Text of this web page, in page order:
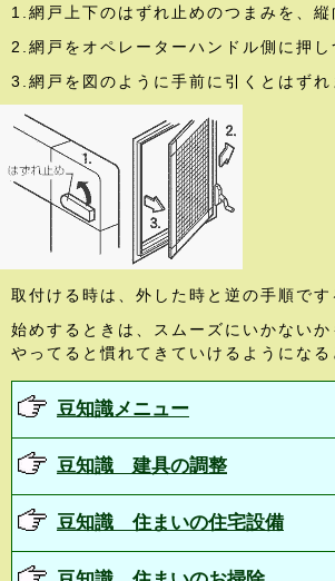
1.網戸上下のはずれ止めのつまみを、縦
2.網戸をオペレーターハンドル側に押し
3.網戸を図のように手前に引くとはずれ
取付ける時は、外した時と逆の手順です
始めするときは、スムーズにいかないか
やってると慣れてきていけるようになる
豆知識メニュー
豆知識 建具の調整
豆知識 住まいの住宅設備